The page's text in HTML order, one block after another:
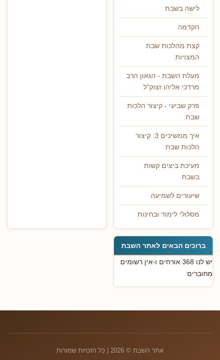
לישה בשבת
הקדמה
קצת מהלכות שבת
המצויות
מעלת השבת - הגאון הרב
מרדכי אליהו זצוק"ל
פרק שביעי - קיצור הלכות
שבת
איך ממשיכים 3: קיצור
הלכות שבת
מעיכת ביצים קשות
בשבת
שיעורים לשמיעה
מסלולי לימוד ובחינות
ברוכים הבאים לאתר השבת
יש לנו 368 אורחים ו-אין רשומים
מחוברים
אתר השבת © 2026 | כל הזכויות שמורות